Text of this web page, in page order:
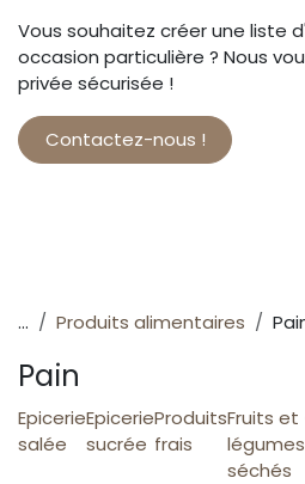
Vous souhaitez créer une liste
occasion particulière ? Nous
privée sécurisée !
Contactez-nous !
... Produits alimentaires
Pain
Epicerie
salée
Epicerie
sucrée
Produits
frais
Fruits et
légumes
séchés